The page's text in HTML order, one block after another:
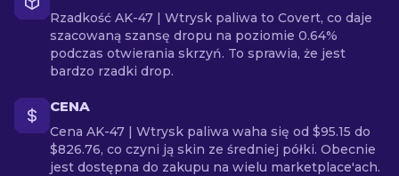
Rzadkość AK-47 | Wtrysk paliwa to Covert, co daje
szacowaną szansę dropu na poziomie 0.64%
podczas otwierania skrzyń. To sprawia, że jest
bardzo rzadki drop.
CENA
Cena AK-47 | Wtrysk paliwa waha się od $95.15 do
$826.76, co czyni ją skin ze średniej półki. Obecnie
jest dostępna do zakupu na wielu marketplace'ach.